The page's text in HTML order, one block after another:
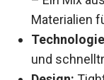
Elastan –
elastischen